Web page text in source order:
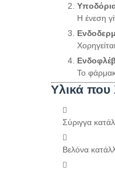
Η ένεση
Το
Υλικά που
Σύριγγα
Βελόνα